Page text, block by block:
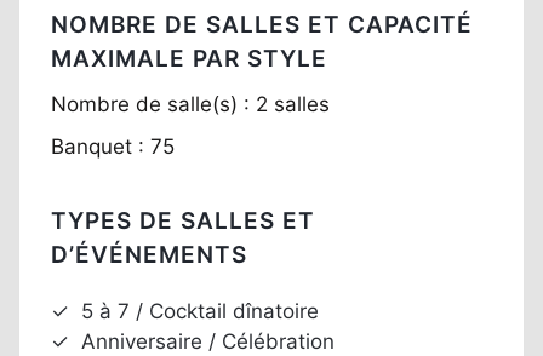
NOMBRE DE SALLES ET CAPACITÉ
MAXIMALE PAR STYLE
Nombre de salle(s) : 2 salles
Banquet : 75
TYPES DE SALLES ET
D’ÉVÉNEMENTS
✓ 5 à 7 / Cocktail dînatoire
✓ Anniversaire / Célébration